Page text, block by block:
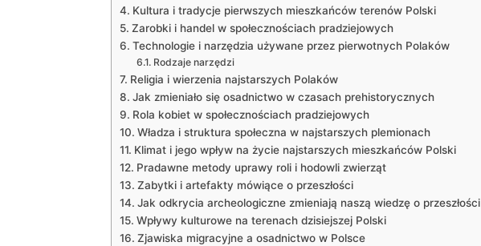
Kultura i tradycje pierwszych mieszkańców terenów Polski
Zarobki i handel w społecznościach pradziejowych
Technologie i narzędzia używane przez pierwotnych Polaków
Rodzaje narzędzi
Religia i wierzenia najstarszych Polaków
Jak zmieniało się osadnictwo w czasach prehistorycznych
Rola kobiet w społecznościach pradziejowych
Władza i struktura społeczna w najstarszych plemionach
Klimat i jego wpływ na życie najstarszych mieszkańców Polski
Pradawne metody uprawy roli i hodowli zwierząt
Zabytki i artefakty mówiące o przeszłości
Jak odkrycia archeologiczne zmieniają naszą wiedzę o przeszłości
Wpływy kulturowe na terenach dzisiejszej Polski
Zjawiska migracyjne a osadnictwo w Polsce